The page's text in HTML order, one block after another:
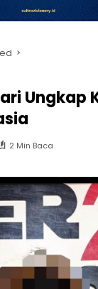
Ungkap
2 Min Baca